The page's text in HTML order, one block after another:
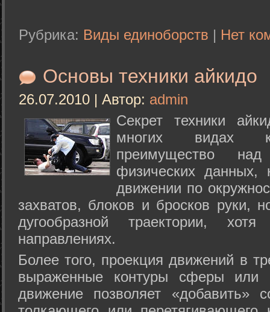
Рубрика: Виды единоборств | Нет
Основы техники айкидо
26.07.2010 | Автор: admin
Секрет техники
многих видах
преимущество
физических данных,
движении по
захватов, блоков и бросков руки,
дугообразной траектории,
направлениях.
Более того, проекция движений в
выраженные контуры сферы или
движение позволяет «добавить»